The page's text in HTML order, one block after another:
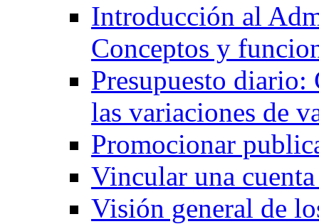
Introducción al
Conceptos y
Presupuesto
las variaciones de
Promocionar
Vincular una
Visión general de